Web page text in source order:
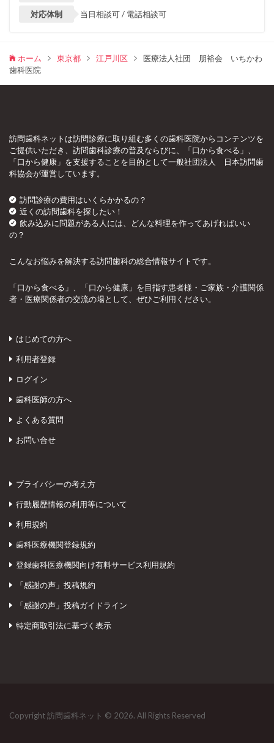
対応体制 当日相談可 / 電話相談可
ホーム 東京都 江戸川区
医療法人社団 朋裕会 いちかわ
歯科医院
訪問歯科ネットは訪問診療に取り組む多くの歯科医院からコンテンツを
ご提供いただき、訪問歯科診療の普及ならびに、「口から食べる」、
「口から健康」を支援することを目的として一般社団法人 日本訪問歯
科協会が運営しています。
訪問診療の費用はいくらかかるの？
近くの訪問歯科を探したい！
飲み込みに問題がある人には、どんな料理を作ってあげればいい
の？
こんなお悩みを解決する訪問歯科の総合情報サイトです。
「口から食べる」、「口から健康」を目指す患者様・ご家族・介護関係
者・医療関係者の交流の場として、ぜひご利用ください。
はじめての方へ
利用者登録
ログイン
歯科医師の方へ
よくある質問
お問い合せ
プライバシーの考え方
行動履歴情報の利用等について
利用規約
歯科医療機関登録規約
登録歯科医療機関向け有料サービス利用規約
「感謝の声」投稿規約
「感謝の声」投稿ガイドライン
特定商取引法に基づく表示
Copyright 訪問歯科ネット © 2026. All Rights Reserved